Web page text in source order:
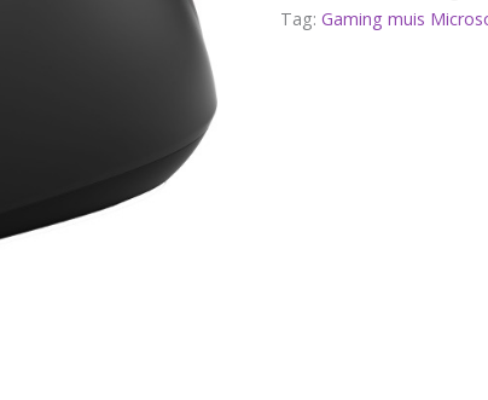
Tag:Gaming muis